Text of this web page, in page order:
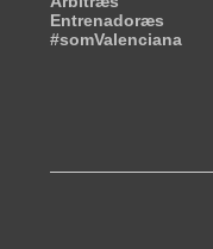
Entrenadoræs
#somValenciana